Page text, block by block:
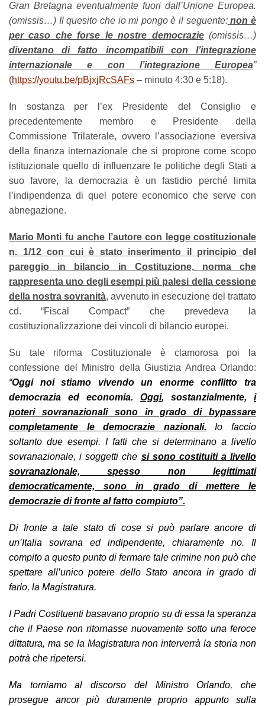
Gran Bretagna eventualmente fuori dall’Unione Europea.
(omissis…) Il quesito che io mi pongo è il seguente:non è
per caso che forse le nostre democrazie(omissis…)
diventano di fatto incompatibili con l’integrazione
internazionale e con l’integrazione Europea”
(https://youtu.be/pBjxjRcSAFs – minuto 4:30 e 5:18).
In sostanza per l’ex Presidente del Consiglio e
precedentemente membro e Presidente della
Commissione Trilaterale, ovvero l’associazione eversiva
della finanza internazionale che si proprone come scopo
istituzionale quello di influenzare le politiche degli Stati a
suo favore, la democrazia è un fastidio perché limita
l’indipendenza di quel potere economico che serve con
abnegazione.
Mario Monti fu anche l’autore con legge costituzionale
n. 1/12 con cui è stato inserimento il principio del
pareggio in bilancio in Costituzione, norma che
rappresenta uno degli esempi più palesi della cessione
della nostra sovranità, avvenuto in esecuzione del trattato
cd. “Fiscal Compact” che prevedeva la
costituzionalizzazione dei vincoli di bilancio europei.
Su tale riforma Costituzionale è clamorosa poi la
confessione del Ministro della Giustizia Andrea Orlando:
“Oggi noi stiamo vivendo un enorme conflitto tra
democrazia ed economia. Oggi, sostanzialmente, i
poteri sovranazionali sono in grado di bypassare
completamente le democrazie nazionali. Io faccio
soltanto due esempi. I fatti che si determinano a livello
sovranazionale, i soggetti che si sono costituiti a livello
sovranazionale, spesso non legittimati
democraticamente, sono in grado di mettere le
democrazie di fronte al fatto compiuto”.
Di fronte a tale stato di cose si può parlare ancore di
un’Italia sovrana ed indipendente, chiaramente no. Il
compito a questo punto di fermare tale crimine non può che
spettare all’unico potere dello Stato ancora in grado di
farlo, la Magistratura.
I Padri Costituenti basavano proprio su di essa la speranza
che il Paese non ritornasse nuovamente sotto una feroce
dittatura, ma se la Magistratura non interverrà la storia non
potrà che ripetersi.
Ma torniamo al discorso del Ministro Orlando, che
prosegue ancor più duramente proprio appunto sulla